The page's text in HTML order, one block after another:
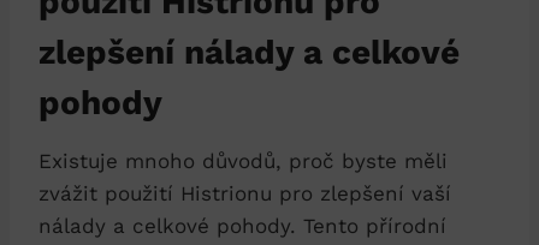
zlepšení nálady a celkové
pohody
Existuje mnoho důvodů, proč byste měli
zvážit použití Histrionu pro zlepšení vaší
nálady a celkové pohody. Tento přírodní